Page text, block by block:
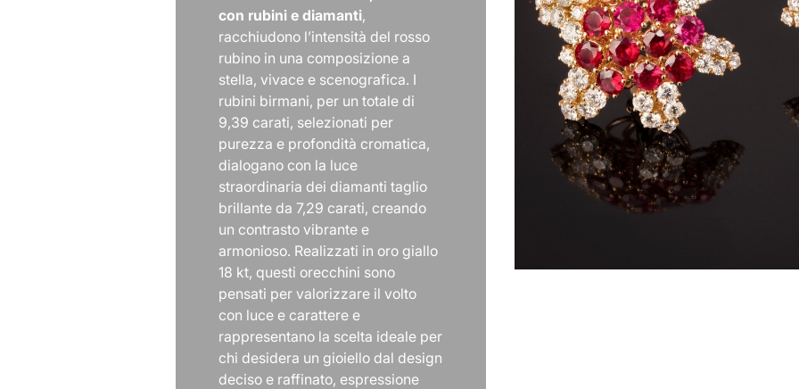
con rubini e diamanti,
racchiudono l’intensità del rosso
rubino in una composizione a
stella, vivace e scenografica. I
rubini birmani, per un totale di
9,39 carati, selezionati per
purezza e profondità cromatica,
dialogano con la luce
straordinaria dei diamanti taglio
brillante da 7,29 carati, creando
un contrasto vibrante e
armonioso. Realizzati in oro giallo
18 kt, questi orecchini sono
pensati per valorizzare il volto
con luce e carattere e
rappresentano la scelta ideale per
chi desidera un gioiello dal design
deciso e raffinato, espressione